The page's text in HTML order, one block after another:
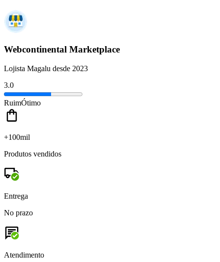
Webcontinental Marketplace
Lojista Magalu desde 2023
3.0
RuimÓtimo
+100mil
Produtos vendidos
Entrega
No prazo
Atendimento